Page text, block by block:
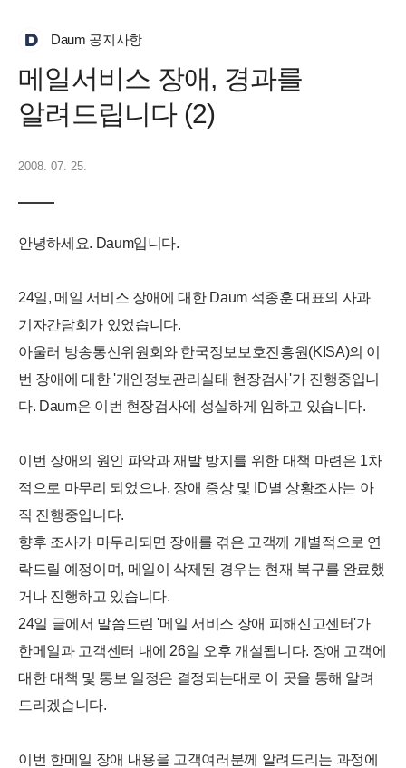
Daum 공지사항
메일서비스 장애, 경과를
알려드립니다 (2)
2008. 07. 25.
안녕하세요. Daum입니다.
24일, 메일 서비스 장애에 대한 Daum 석종훈 대표의 사과
기자간담회가 있었습니다.
아울러 방송통신위원회와 한국정보보호진흥원(KISA)의 이
번 장애에 대한 '개인정보관리실태 현장검사'가 진행중입니
다. Daum은 이번 현장검사에 성실하게 임하고 있습니다.
이번 장애의 원인 파악과 재발 방지를 위한 대책 마련은 1차
적으로 마무리 되었으나, 장애 증상 및 ID별 상황조사는 아
직 진행중입니다.
향후 조사가 마무리되면 장애를 겪은 고객께 개별적으로 연
락드릴 예정이며, 메일이 삭제된 경우는 현재 복구를 완료했
거나 진행하고 있습니다.
24일 글에서 말씀드린 '메일 서비스 장애 피해신고센터'가
한메일과 고객센터 내에 26일 오후 개설됩니다. 장애 고객에
대한 대책 및 통보 일정은 결정되는대로 이 곳을 통해 알려
드리겠습니다.
이번 한메일 장애 내용을 고객여러분께 알려드리는 과정에